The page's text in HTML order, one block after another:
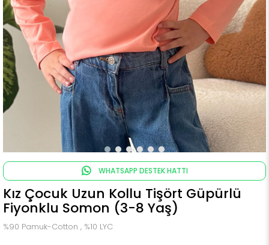
WHATSAPP DESTEK HATTI
Kız Çocuk Uzun Kollu Tişört Güpürlü
Fiyonklu Somon (3-8 Yaş)
%90 Pamuk-Cotton , %10 LYC